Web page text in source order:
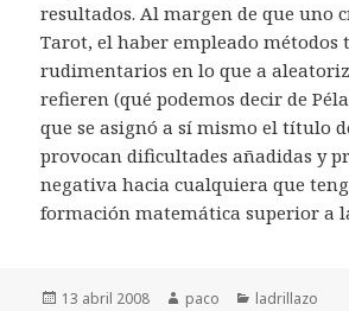
resultados. Al margen de que uno
Tarot, el haber empleado métodos
rudimentarios en lo que a
refieren (qué podemos decir de
que se asignó a sí mismo el título
provocan dificultades añadidas y
negativa hacia cualquiera que
formación matemática superior a
Publicado
13 abril 2008 Autor
paco Categorías
ladrillazo